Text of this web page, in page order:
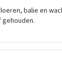
balie en